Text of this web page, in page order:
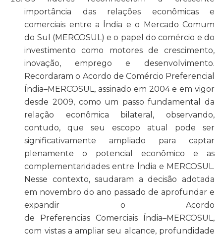
importância das relações econômicas e
comerciais entre a Índia e o Mercado Comum
do Sul (MERCOSUL) e o papel do comércio e do
investimento como motores de crescimento,
inovação, emprego e desenvolvimento.
Recordaram o Acordo de Comércio Preferencial
Índia–MERCOSUL, assinado em 2004 e em vigor
desde 2009, como um passo fundamental da
relação econômica bilateral, observando,
contudo, que seu escopo atual pode ser
significativamente ampliado para captar
plenamente o potencial econômico e as
complementaridades entre Índia e MERCOSUL.
Nesse contexto, saudaram a decisão adotada
em novembro do ano passado de aprofundar e
expandir o Acordo
de Preferencias Comerciais Índia–MERCOSUL,
com vistas a ampliar seu alcance, profundidade